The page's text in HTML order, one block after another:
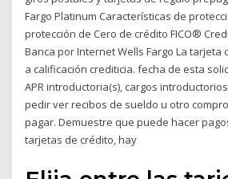
Fargo Platinum Características de
protección de Cero de crédito FICO®
Banca por Internet Wells Fargo La tarjeta
a calificación crediticia. fecha de esta
APR introductoria(s), cargos
pedir ver recibos de sueldo u otro
pagar. Demuestre que puede hacer
tarjetas de crédito, hay